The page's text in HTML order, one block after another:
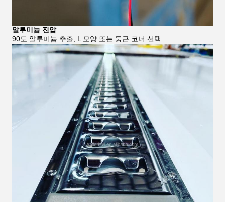
알루미늄 진압
90도 알루미늄 추출, L 모양 또는 둥근 코너 선택